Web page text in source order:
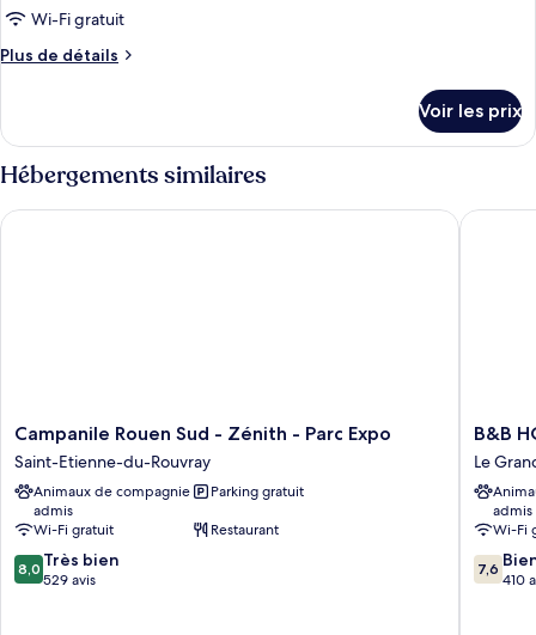
ce
type
de
Chambre
Quadruple
Wi-Fi gratuit
Plus de détails
Plus
le
type
de
chambre
Chambre
Voir les prix
Hébergements similaires
Campanile
Rouen
Sud
-
Zénith
-
Parc
Expo
Campanile Rouen Sud - Zénith - Parc Expo
Saint-Etienne-du-Rouvray
Animaux de compagnie
admis
Parking gratuit
Wi-Fi gratuit
Restaurant
8.0
sur
8,0 Très bien
529 avis
Campanile Rouen Sud - Zénith - Parc Expo
B&B
HOTEL
Rouen
Parc
des
Expos
Zénith
Le
B&B
Le
admis
Wi-Fi
7.6
sur
7,6
410
B&B